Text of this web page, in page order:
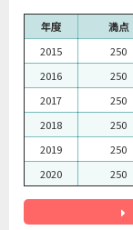
年度 満点
2015
250
2016
250
2017
250
2018
250
2019
250
2020
250